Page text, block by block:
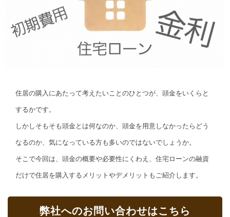
住居の購入にあたって考えたいことのひとつが、頭金をいくらと
するかです。
しかしそもそも頭金とは何なのか、頭金を用意しなかったらどう
なるのか、気になっている方も多いのではないでしょうか。
そこで今回は、頭金の概要や必要性にくわえ、住宅ローンの融資
だけで住居を購入するメリットやデメリットもご紹介します。
弊社へのお問い合わせはこちら